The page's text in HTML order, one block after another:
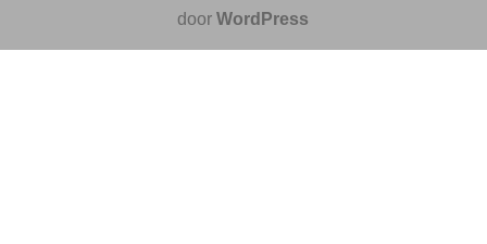
doorWordPress